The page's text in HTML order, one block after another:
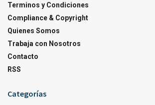
Terminos y Condiciones
Compliance & Copyright
Quienes Somos
Trabaja con Nosotros
Contacto
RSS
Categorías